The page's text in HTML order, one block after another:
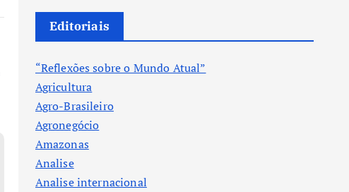
Editoriais
“Reflexões sobre o Mundo Atual”
Agricultura
Agro-Brasileiro
Agronegócio
Amazonas
Analise
Analise internacional